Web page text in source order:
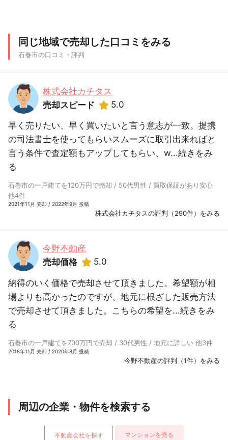
同じ地域で売却した口コミをみる
石巻市の口コミ・評判
株式会社カチタス
売却スピード
5.0
早く売りたい、早く買いたいと言う意志が一致。提携
の司法書士を使ってもらいスムーズに取引出来ればと
言う条件で査定額もアップしてもらい、w...続きをみ
る
石巻市の一戸建てを120万円で売却 / 50代男性 / 買取保証があり安心
他4件
2021年11月 売却 / 2022年9月 投稿
株式会社カチタスの評判（290件）をみる
今野不動産
売却価格
5.0
納得のいく価格で売却させて頂きました。希望額が相
場よりも高かったのですが、地元に根ざした販売方法
で売却させて頂きました。こちらの希望を...続きをみ
る
石巻市の一戸建てを700万円で売却 / 30代男性 / 地元に詳しい 他3件
2018年11月 売却 / 2020年8月 投稿
今野不動産の評判（1件）をみる
周辺の企業・物件を検索する
不動産会社を探す マンションを売る